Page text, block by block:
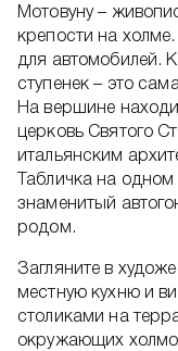
Мотовуну –
крепости на
для автомобилей.
ступенек – это
На вершине
церковь Святого
итальянским
Табличка на
знаменитый
родом.
Загляните в
местную кухню и
столиками на
окружающих